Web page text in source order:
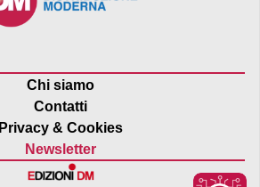
Chi siamo
Contatti
Privacy & Cookies
Newsletter